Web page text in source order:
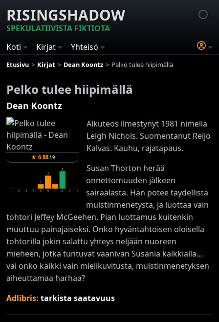
RISINGSHADOW
SPEKULATIIVISTA FIKTIOTA
Koti
Kirjat Yhteisö
Etusivu Kirjat Dean Koontz Pelko tulee hiipimällä
Pelko tulee hiipimällä
Dean Koontz
★ 6.88/9
1 2 3 4
1
5
3
6
1
7
4
8 9 10
Alkuteos ilmestynyt 1981 nimellä
Leigh Nichols. Suomentanut Reijo
Kalvas. Kauhu, rajatapaus.
Susan Thorton herää
onnettomuuden jälkeen
sairaalasta. Hän potee täydellistä
muistinmenetystä, ja luottaa vain
tohtori Jeffey McGeehen. Pian luottamus kuitenkin
muuttuu painajaiseksi. Onko hyväntahtoisen oloisella
tohtorilla jokin salattu yhteys neljään nuoreen
mieheen, jotka tuntuvat vaanivan Susania kaikkialla...
vai onko kaikki vain mielikuvitusta, muistinmenetyksen
aiheuttamaa harhaa?
Adlibris:tarkista saatavuus